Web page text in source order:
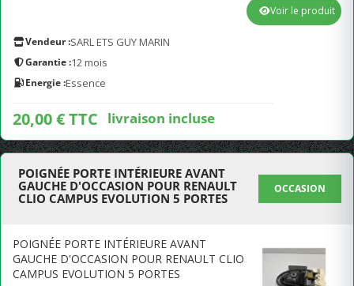
Vendeur :SARL ETS GUY MARIN
Garantie :12 mois
Energie :Essence
20,00 € TTC livraison incluse
Voir le produit
POIGNÉE PORTE INTÉRIEURE AVANT
GAUCHE D'OCCASION POUR RENAULT
CLIO CAMPUS EVOLUTION 5 PORTES
OCCASION
POIGNÉE PORTE INTÉRIEURE AVANT
GAUCHE D'OCCASION POUR RENAULT CLIO
CAMPUS EVOLUTION 5 PORTES